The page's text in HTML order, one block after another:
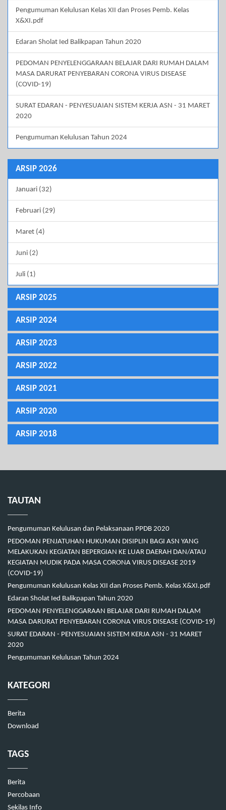
Pengumuman Kelulusan Kelas XII dan Proses Pemb. Kelas
X&XI.pdf
Edaran Sholat Ied Balikpapan Tahun 2020
PEDOMAN PENYELENGGARAAN BELAJAR DARI RUMAH DALAM
MASA DARURAT PENYEBARAN CORONA VIRUS DISEASE
(COVID-19)
SURAT EDARAN - PENYESUAIAN SISTEM KERJA ASN - 31 MARET
2020
Pengumuman Kelulusan Tahun 2024
ARSIP 2026
Januari (32)
Februari (29)
Maret (4)
Juni (2)
Juli (1)
ARSIP 2025
ARSIP 2024
ARSIP 2023
ARSIP 2022
ARSIP 2021
ARSIP 2020
ARSIP 2018
TAUTAN
Pengumuman Kelulusan dan Pelaksanaan PPDB 2020
PEDOMAN PENJATUHAN HUKUMAN DISIPLIN BAGI ASN YANG
MELAKUKAN KEGIATAN BEPERGIAN KE LUAR DAERAH DAN/ATAU
KEGIATAN MUDIK PADA MASA CORONA VIRUS DISEASE 2019
(COVID-19)
Pengumuman Kelulusan Kelas XII dan Proses Pemb. Kelas X&XI.pdf
Edaran Sholat Ied Balikpapan Tahun 2020
PEDOMAN PENYELENGGARAAN BELAJAR DARI RUMAH DALAM
MASA DARURAT PENYEBARAN CORONA VIRUS DISEASE (COVID-19)
SURAT EDARAN - PENYESUAIAN SISTEM KERJA ASN - 31 MARET
2020
Pengumuman Kelulusan Tahun 2024
KATEGORI
Berita
Download
TAGS
Berita
Percobaan
Sekilas Info